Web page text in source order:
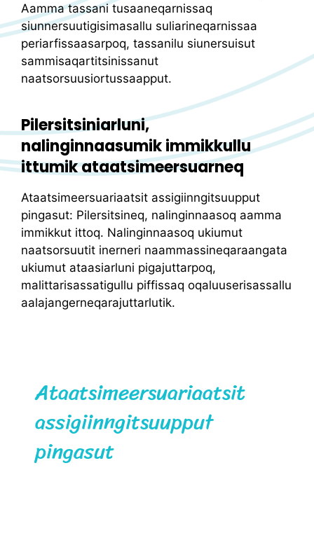
Aamma tassani tusaaneqarnissaq
siunnersuutigisimasallu suliarineqarnissaa
periarfissaasarpoq, tassanilu siunersuisut
sammisaqartitsinissanut
naatsorsuusiortussaapput.
Pilersitsiniarluni,
nalinginnaasumik immikkullu
ittumik ataatsimeersuarneq
Ataatsimeersuariaatsit assigiinngitsuupput
pingasut: Pilersitsineq, nalinginnaasoq aamma
immikkut ittoq. Nalinginnaasoq ukiumut
naatsorsuutit inerneri naammassineqaraangata
ukiumut ataasiarluni pigajuttarpoq,
malittarisassatigullu piffissaq oqaluuserisassallu
aalajangerneqarajuttarlutik.
Ataatsimeersuariaatsit
assigiinngitsuupput
pingasut